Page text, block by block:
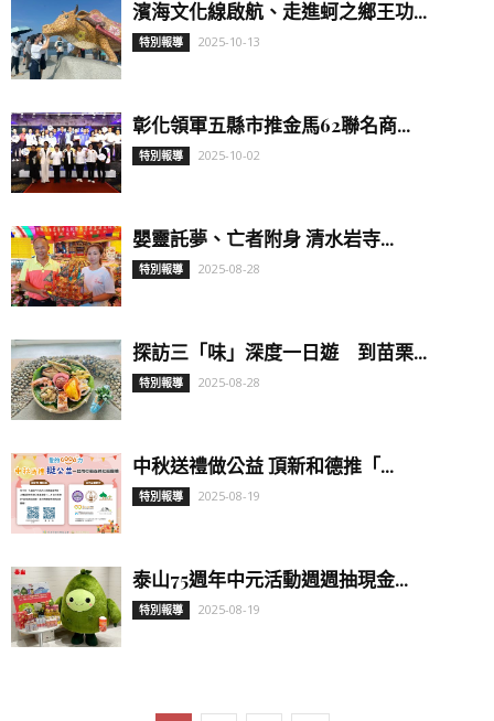
濱海文化線啟航、走進蚵之鄉王功...
特別報導 2025-10-13
彰化領軍五縣市推金馬62聯名商...
特別報導 2025-10-02
嬰靈託夢、亡者附身 清水岩寺...
特別報導 2025-08-28
探訪三「味」深度一日遊 到苗栗...
特別報導 2025-08-28
中秋送禮做公益 頂新和德推「...
特別報導 2025-08-19
泰山75週年中元活動週週抽現金...
特別報導 2025-08-19